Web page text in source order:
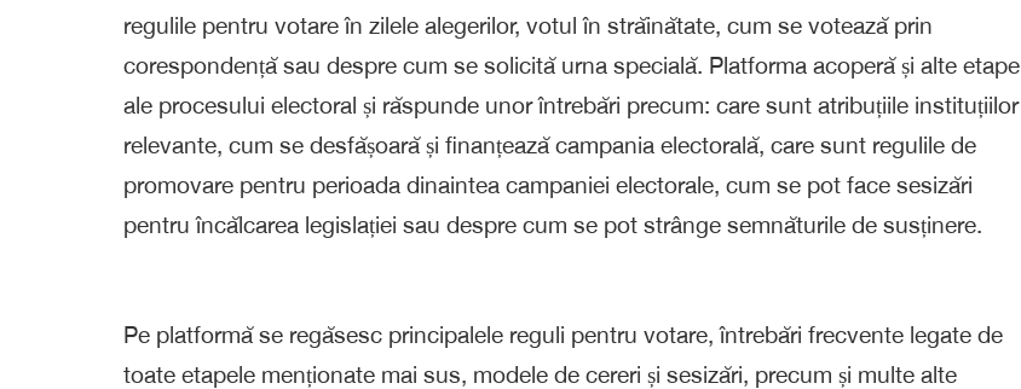
regulile pentru votare în zilele alegerilor, votul în străinătate, cum se votează prin
corespondență sau despre cum se solicită urna specială. Platforma acoperă și alte etape
ale procesului electoral și răspunde unor întrebări precum: care sunt atribuțiile instituțiilor
relevante, cum se desfășoară și finanțează campania electorală, care sunt regulile de
promovare pentru perioada dinaintea campaniei electorale, cum se pot face sesizări
pentru încălcarea legislației sau despre cum se pot strânge semnăturile de susținere.
Pe platformă se regăsesc principalele reguli pentru votare, întrebări frecvente legate de
toate etapele menționate mai sus, modele de cereri și sesizări, precum și multe alte